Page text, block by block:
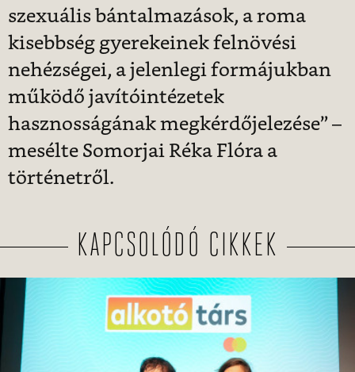
szexuális bántalmazások, a roma
kisebbség gyerekeinek felnövési
nehézségei, a jelenlegi formájukban
működő javítóintézetek
hasznosságának megkérdőjelezése” –
mesélte Somorjai Réka Flóra a
történetről.
KAPCSOLÓDÓ CIKKEK